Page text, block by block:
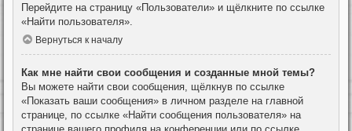
Перейдите на страницу «Пользователи» и щёлкните по ссылке
«Найти пользователя».
Вернуться к началу
Как мне найти свои сообщения и созданные мной темы?
Вы можете найти свои сообщения, щёлкнув по ссылке
«Показать ваши сообщения» в личном разделе на главной
странице, по ссылке «Найти сообщения пользователя» на